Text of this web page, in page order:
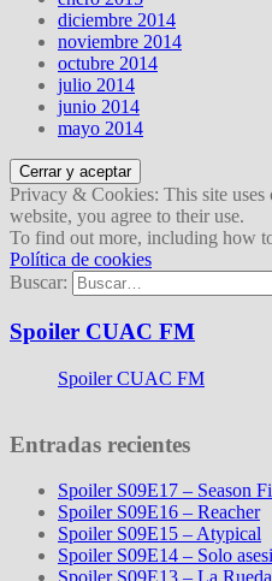
diciembre 2014
noviembre 2014
octubre 2014
julio 2014
junio 2014
mayo 2014
Privacy & Cookies: This site
website, you agree to their use.
To find out more, including how
Política de cookies
Buscar:
Spoiler CUAC FM
Spoiler CUAC FM
Entradas recientes
Spoiler S09E17 – Season
Spoiler S09E16 – Reacher
Spoiler S09E15 – Atypical
Spoiler S09E14 – Solo